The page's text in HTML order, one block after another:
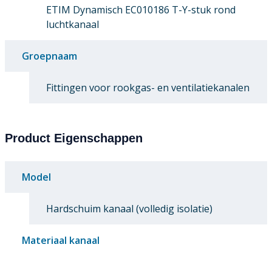
ETIM Dynamisch EC010186 T-Y-stuk rond
luchtkanaal
Groepnaam
Fittingen voor rookgas- en ventilatiekanalen
Product Eigenschappen
Model
Hardschuim kanaal (volledig isolatie)
Materiaal kanaal